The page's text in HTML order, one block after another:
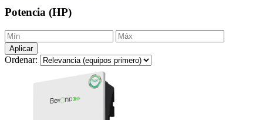
Potencia (HP)
Aplicar
Ordenar: